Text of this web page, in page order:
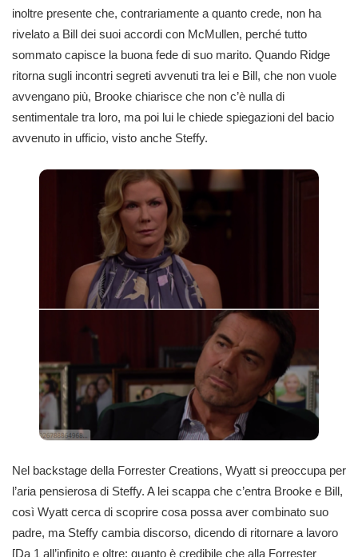
inoltre presente che, contrariamente a quanto crede, non ha
rivelato a Bill dei suoi accordi con McMullen, perché tutto
sommato capisce la buona fede di suo marito. Quando Ridge
ritorna sugli incontri segreti avvenuti tra lei e Bill, che non vuole
avvengano più, Brooke chiarisce che non c’è nulla di
sentimentale tra loro, ma poi lui le chiede spiegazioni del bacio
avvenuto in ufficio, visto anche Steffy.
Nel backstage della Forrester Creations, Wyatt si preoccupa per
l’aria pensierosa di Steffy. A lei scappa che c’entra Brooke e Bill,
così Wyatt cerca di scoprire cosa possa aver combinato suo
padre, ma Steffy cambia discorso, dicendo di ritornare a lavoro
[Da 1 all’infinito e oltre: quanto è credibile che alla Forrester